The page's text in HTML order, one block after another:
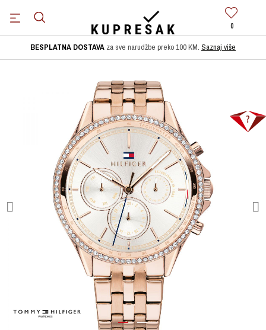
0
BESPLATNA DOSTAVA za sve narudžbe preko 100 KM. Saznaj više
1 2